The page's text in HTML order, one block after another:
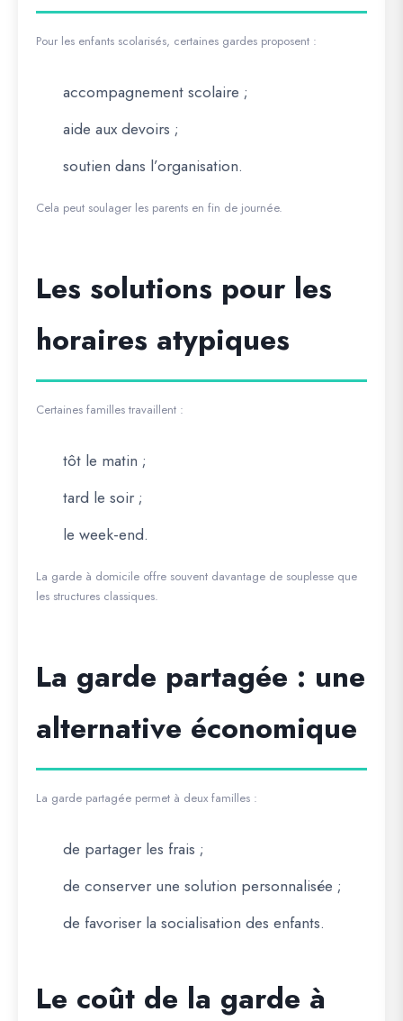
Pour les enfants scolarisés, certaines gardes proposent :
accompagnement scolaire ;
aide aux devoirs ;
soutien dans l’organisation.
Cela peut soulager les parents en fin de journée.
Les solutions pour les
horaires atypiques
Certaines familles travaillent :
tôt le matin ;
tard le soir ;
le week-end.
La garde à domicile offre souvent davantage de souplesse que
les structures classiques.
La garde partagée : une
alternative économique
La garde partagée permet à deux familles :
de partager les frais ;
de conserver une solution personnalisée ;
de favoriser la socialisation des enfants.
Le coût de la garde à